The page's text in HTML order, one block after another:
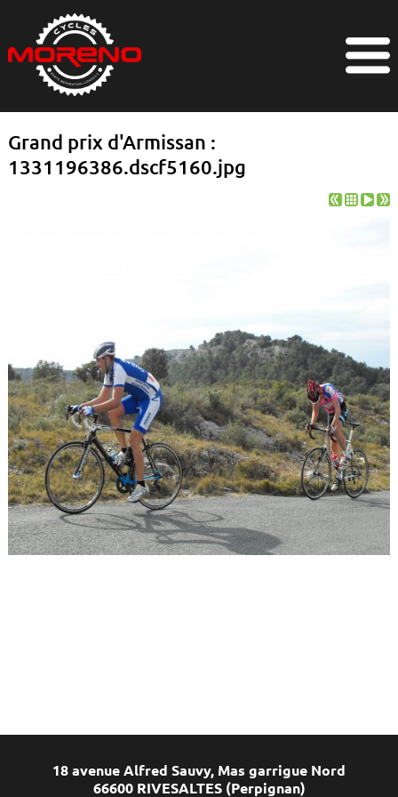
Grand prix d'Armissan :
1331196386.dscf5160.jpg
18 avenue Alfred Sauvy, Mas garrigue Nord
66600 RIVESALTES (Perpignan)